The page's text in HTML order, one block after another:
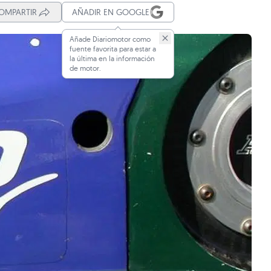
AÑADIR EN GOOGLE
Añade Diariomotor como
fuente favorita para estar a
la última en la información
de motor.